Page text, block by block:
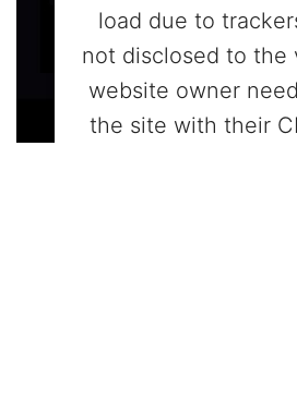
load due to
not disclosed to the
website owner
the site with their